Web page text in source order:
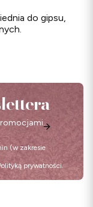
do gipsu,
(w zakresie
prywatności.